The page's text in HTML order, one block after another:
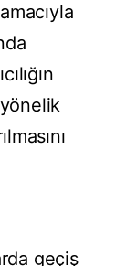
geçiş